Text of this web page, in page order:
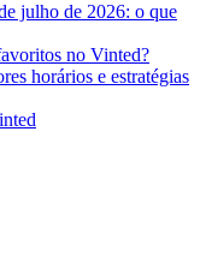
julho de 2026: o que
no Vinted?
horários e estratégias